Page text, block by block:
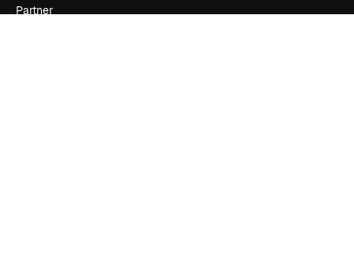
Partner